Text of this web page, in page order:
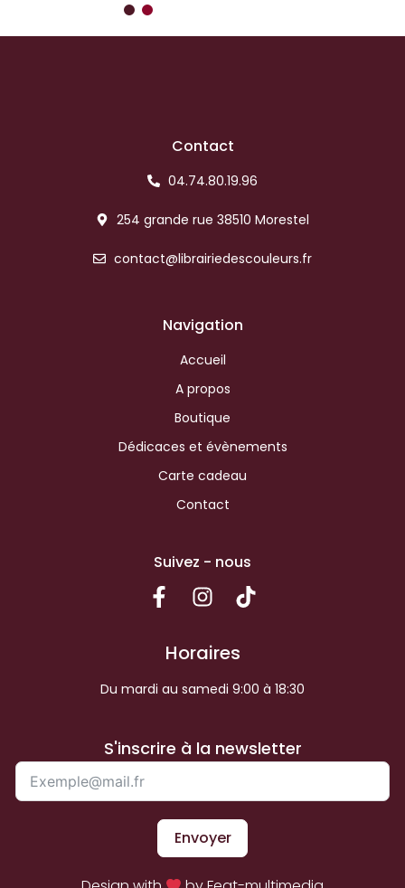
Contact
04.74.80.19.96
254 grande rue 38510 Morestel
contact@librairiedescouleurs.fr
Navigation
Accueil
A propos
Boutique
Dédicaces et évènements
Carte cadeau
Contact
Suivez - nous
Horaires
Du mardi au samedi 9:00 à 18:30
S'inscrire à la newsletter
Envoyer